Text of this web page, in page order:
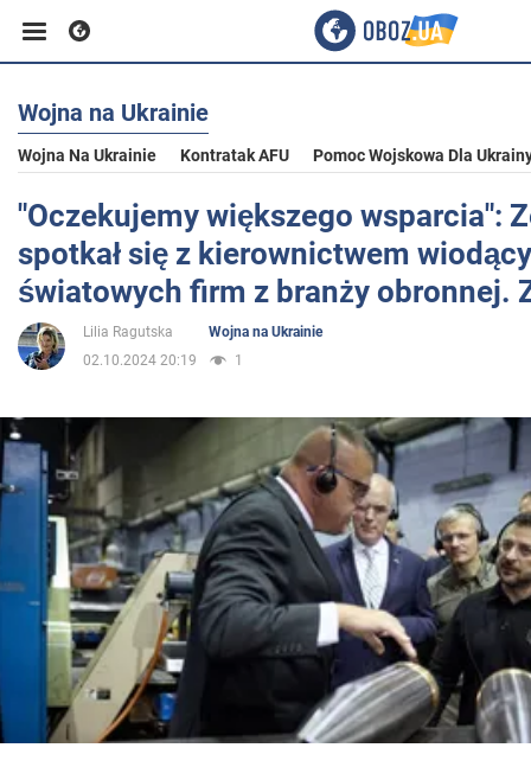
Biznes
Sport
Rozrywka
Życie
Polityka
Społeczeństwo
Wojna na Ukrainie
Świat
Jedzenie
Wojna na Ukrainie
Wojna Na Ukrainie Kontratak AFU Pomoc Wojskowa Dla
"Oczekujemy większego wsparcia":
spotkał się z kierownictwem
światowych firm z branży obronnej.
Lilia Ragutska
Wojna na Ukrainie
02.10.2024 20:19
1